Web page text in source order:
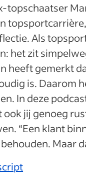
topschaatser
Als
het zit
heeft gemerkt
is. Daarom
In deze
ook jij genoeg
“Een klant
Maar